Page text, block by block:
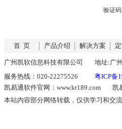
验证
首 页 产品介绍 解决方案
广州凯软信息科技有限公司
地址:广
服务热线：020-22275526
粤ICP备
凯易通软件官网：www.kr189.com
凯
本站内容部分网络转载，仅供学习和交